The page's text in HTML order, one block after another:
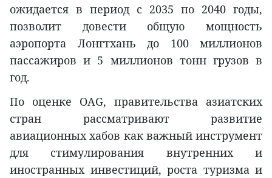
ожидается в период с 2035 по 2040 годы,
позволит довести общую мощность
аэропорта Лонгтхань до 100 миллионов
пассажиров и 5 миллионов тонн грузов в
год.
По оценке OAG, правительства азиатских
стран рассматривают развитие
авиационных хабов как важный инструмент
для стимулирования внутренних и
иностранных инвестиций, роста туризма и